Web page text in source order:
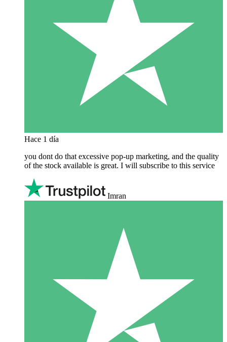
Hace 1 día
you dont do that excessive pop-up marketing, and the quality
of the stock available is great. I will subscribe to this service
Imran